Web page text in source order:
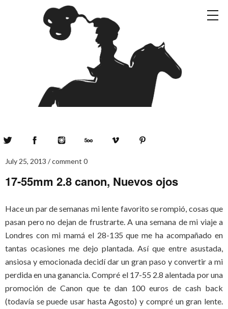
July 25, 2013 comment 0
17-55mm 2.8 canon, Nuevos ojos
Hace un par de semanas mi lente favorito se rompió, cosas que
pasan pero no dejan de frustrarte. A una semana de mi viaje a
Londres con mi mamá el 28-135 que me ha acompañado en
tantas ocasiones me dejo plantada. Así que entre asustada,
ansiosa y emocionada decidí dar un gran paso y convertir a mi
perdida en una ganancia. Compré el 17-55 2.8 alentada por una
promoción de Canon que te dan 100 euros de cash back
(todavía se puede usar hasta Agosto) y compré un gran lente.